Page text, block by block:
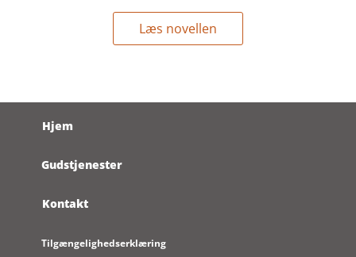
Læs novellen
Hjem
Gudstjenester
Kontakt
Tilgængelighedserklæring